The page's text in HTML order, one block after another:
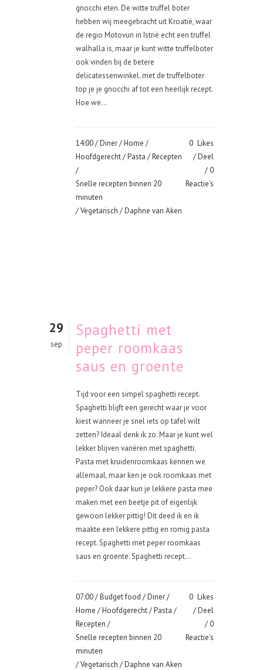
gnocchi eten. De witte truffel boter
hebben wij meegebracht uit Kroatië, waar
de regio Motovun in Istrië echt een truffel
walhalla is, maar je kunt witte truffelboter
ook vinden bij de betere
delicatessenwinkel. met de truffelboter
top je je gnocchi af tot een heerlijk recept.
Hoe we...
14:00 /Diner/Home /
Hoofdgerecht/Pasta /Recepten
/
Snelle recepten binnen 20
minuten
/Vegetarisch / Daphne van Aken
0 Likes
Deel
0
Reactie's
29
sep
Spaghetti met
peper roomkaas
saus en groente
Tijd voor een simpel spaghetti recept.
Spaghetti blijft een gerecht waar je voor
kiest wanneer je snel iets op tafel wilt
zetten? Ideaal denk ik zo. Maar je kunt wel
lekker blijven variëren met spaghetti.
Pasta met kruidenroomkaas kennen we
allemaal, maar ken je ook roomkaas met
peper? Ook daar kun je lekkere pasta mee
maken met een beetje pit of eigenlijk
gewoon lekker pittig! Dit deed ik en ik
maakte een lekkere pittig en romig pasta
recept. Spaghetti met peper roomkaas
saus en groente. Spaghetti recept...
07:00 /Budget food /Diner/
Home /Hoofdgerecht/Pasta /
Recepten /
Snelle recepten binnen 20
minuten
/Vegetarisch / Daphne van Aken
0 Likes
Deel
0
Reactie's